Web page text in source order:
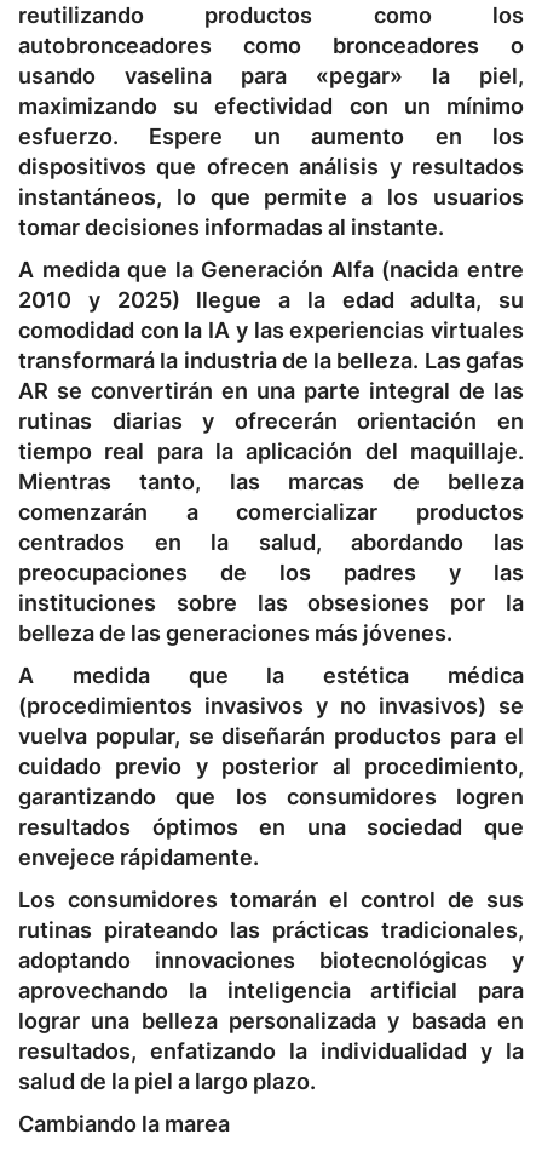
reutilizando productos como los
autobronceadores como bronceadores o
usando vaselina para «pegar» la piel,
maximizando su efectividad con un mínimo
esfuerzo. Espere un aumento en los
dispositivos que ofrecen análisis y resultados
instantáneos, lo que permite a los usuarios
tomar decisiones informadas al instante.
A medida que la Generación Alfa (nacida entre
2010 y 2025) llegue a la edad adulta, su
comodidad con la IA y las experiencias virtuales
transformará la industria de la belleza. Las gafas
AR se convertirán en una parte integral de las
rutinas diarias y ofrecerán orientación en
tiempo real para la aplicación del maquillaje.
Mientras tanto, las marcas de belleza
comenzarán a comercializar productos
centrados en la salud, abordando las
preocupaciones de los padres y las
instituciones sobre las obsesiones por la
belleza de las generaciones más jóvenes.
A medida que la estética médica
(procedimientos invasivos y no invasivos) se
vuelva popular, se diseñarán productos para el
cuidado previo y posterior al procedimiento,
garantizando que los consumidores logren
resultados óptimos en una sociedad que
envejece rápidamente.
Los consumidores tomarán el control de sus
rutinas pirateando las prácticas tradicionales,
adoptando innovaciones biotecnológicas y
aprovechando la inteligencia artificial para
lograr una belleza personalizada y basada en
resultados, enfatizando la individualidad y la
salud de la piel a largo plazo.
Cambiando la marea